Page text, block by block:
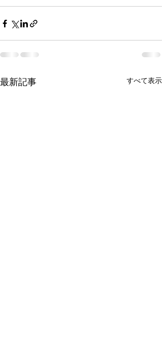
最新記事 すべて表示